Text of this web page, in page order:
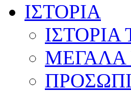
ΙΣΤΟΡΙΑ
ΜΕΓΑΛΑ